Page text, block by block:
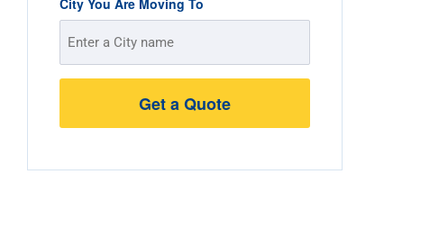
Street
Address
City You Are Moving To